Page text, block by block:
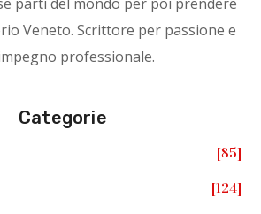
Veneto. Scrittore per passione e
professionale.
Categorie
85
124